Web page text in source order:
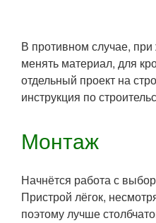
В противном случае,
менять материал, для
отдельный проект на
инструкция по
Монтаж
Начнётся работа с
Пристрой лёгок,
поэтому лучше